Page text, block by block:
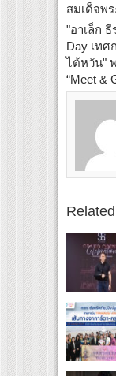
สมเด็จพ
"อาเล็ก
Day เทศ
ไต้หวัน"
“Meet &